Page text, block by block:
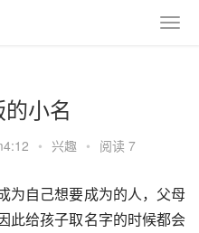
小名
• 兴趣 • 阅读 7
为自己想要成为的人，父母
此给孩子取名字的时候都会